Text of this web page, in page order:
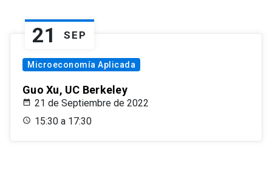
21 SEP
Microeconomía Aplicada
Guo Xu, UC Berkeley
21 de Septiembre de 2022
15:30 a 17:30